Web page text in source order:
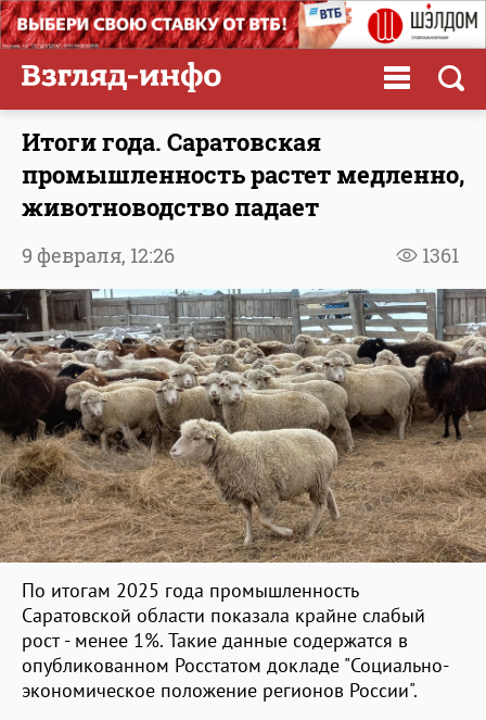
Итоги года. Саратовская
промышленность растет медленно,
животноводство падает
1361
9 февраля, 12:26
По итогам 2025 года промышленность
Саратовской области показала крайне слабый
рост - менее 1%. Такие данные содержатся в
опубликованном Росстатом докладе "Социально-
экономическое положение регионов России".